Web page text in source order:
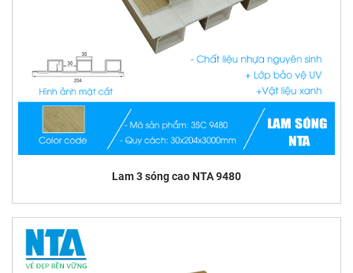
Lam 3 sóng cao NTA 9480